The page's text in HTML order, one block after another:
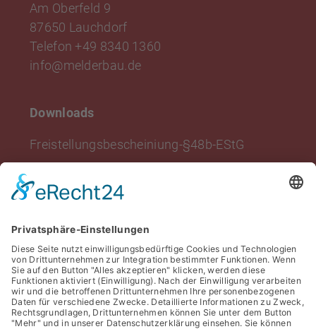
Am Oberfeld 9
87650 Lauchdorf
Telefon +49 8340 1360
info@melderbau.de
Downloads
Freistellungsbescheiniung-§48b-EStG
§13b-UStG
Projekte & Referenzen
Über uns
Aktuelles
Kontakt
Datenschutz